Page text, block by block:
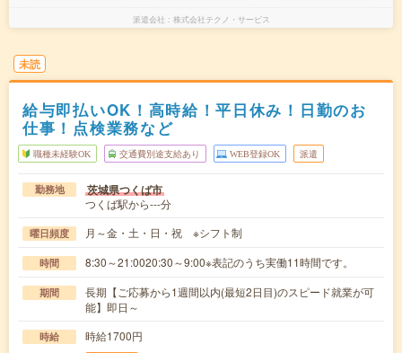
派遣会社 株式会社テクノ・サービス
未読
給与即払いOK！高時給！平日休み！日勤のお
仕事！点検業務など
職種未経験OK 交通費別途支給あり WEB登録OK 派遣
勤務地 茨城県つくば市
つくば駅から---分
曜日頻度 月～金・土・日・祝 ※シフト制
時間 8:30～21:0020:30～9:00※表記のうち実働11時間です。
期間
長期【ご応募から1週間以内(最短2日目)のスピード就業が可
能】即日～
時給 時給1700円